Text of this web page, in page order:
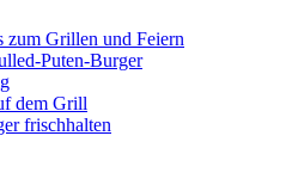
zum Grillen und Feiern
Puten-Burger
dem Grill
frischhalten